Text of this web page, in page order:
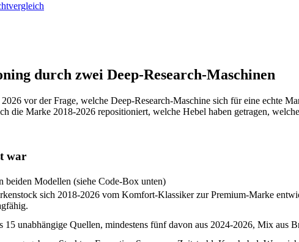
durch zwei Deep-Research-Maschinen
vor der Frage, welche Deep-Research-Maschine sich für eine echte
die Marke 2018-2026 repositioniert, welche Hebel haben getragen,
war
beiden Modellen (siehe Code-Box unten)
sich 2018-2026 vom Komfort-Klassiker zur Premium-Marke
15 unabhängige Quellen, mindestens fünf davon aus 2024-2026, Mix aus